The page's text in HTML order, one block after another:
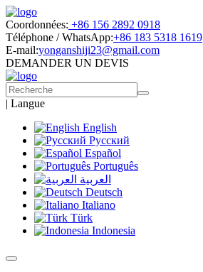
Coordonnées: +86 156 2892 0918
Téléphone / WhatsApp:+86 183 5318 1619
E-mail:yonganshiji23@gmail.com
DEMANDER UN DEVIS
| Langue
English
Русский
Español
Português
العربية
Deutsch
Italiano
Türk
Indonesia